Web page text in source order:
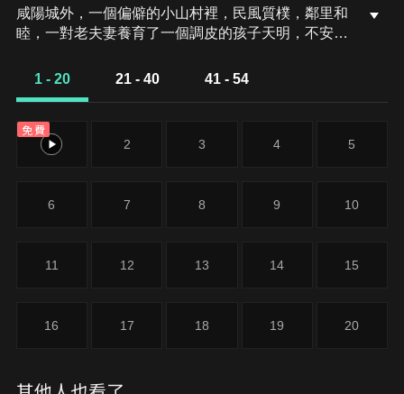
咸陽城外，一個偏僻的小山村裡，民風質樸，鄰里和
睦，一對老夫妻養育了一個調皮的孩子天明，不安分
進村莊強征青年男子服役，天明帶著同村大毛踏上了
過去，醒來時，卻發現秦兵屍橫遍野，奄奄一息的大
毛也對天明萬分恐懼。
1 - 20 21 - 40 41 - 54
免費
1 2 3 4 5
6 7 8 9 10
11 12 13 14 15
16 17 18 19 20